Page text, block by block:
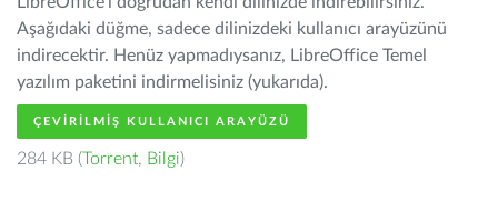
Aşağıdaki düğme, sadece dilinizdeki kullanıcı arayüzünü
indirecektir. Henüz yapmadıysanız, LibreOffice Temel
yazılım paketini indirmelisiniz (yukarıda).
ÇEVIRILMIŞ KULLANICI ARAYÜZÜ
284 KB (Torrent, Bilgi)